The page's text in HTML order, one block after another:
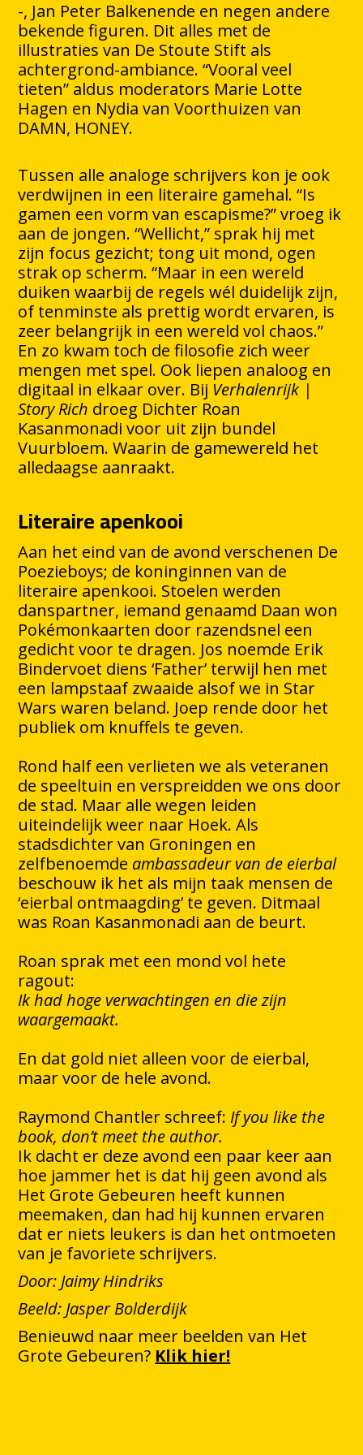
-, Jan Peter Balkenende en negen andere
bekende figuren. Dit alles met de
illustraties van De Stoute Stift als
achtergrond-ambiance. “Vooral veel
tieten” aldus moderators Marie Lotte
Hagen en Nydia van Voorthuizen van
DAMN, HONEY.
Tussen alle analoge schrijvers kon je ook
verdwijnen in een literaire gamehal. “Is
gamen een vorm van escapisme?” vroeg ik
aan de jongen. “Wellicht,” sprak hij met
zijn focus gezicht; tong uit mond, ogen
strak op scherm. “Maar in een wereld
duiken waarbij de regels wél duidelijk zijn,
of tenminste als prettig wordt ervaren, is
zeer belangrijk in een wereld vol chaos.”
En zo kwam toch de filosofie zich weer
mengen met spel. Ook liepen analoog en
digitaal in elkaar over. Bij Verhalenrijk |
Story Rich droeg Dichter Roan
Kasanmonadi voor uit zijn bundel
Vuurbloem. Waarin de gamewereld het
alledaagse aanraakt.
Literaire apenkooi
Aan het eind van de avond verschenen De
Poezieboys; de koninginnen van de
literaire apenkooi. Stoelen werden
danspartner, iemand genaamd Daan won
Pokémonkaarten door razendsnel een
gedicht voor te dragen. Jos noemde Erik
Bindervoet diens ‘Father’ terwijl hen met
een lampstaaf zwaaide alsof we in Star
Wars waren beland. Joep rende door het
publiek om knuffels te geven.
Rond half een verlieten we als veteranen
de speeltuin en verspreidden we ons door
de stad. Maar alle wegen leiden
uiteindelijk weer naar Hoek. Als
stadsdichter van Groningen en
zelfbenoemde ambassadeur van de eierbal
beschouw ik het als mijn taak mensen de
‘eierbal ontmaagding’ te geven. Ditmaal
was Roan Kasanmonadi aan de beurt.
Roan sprak met een mond vol hete
ragout:
Ik had hoge verwachtingen en die zijn
waargemaakt.
En dat gold niet alleen voor de eierbal,
maar voor de hele avond.
Raymond Chantler schreef: If you like the
book, don’t meet the author.
Ik dacht er deze avond een paar keer aan
hoe jammer het is dat hij geen avond als
Het Grote Gebeuren heeft kunnen
meemaken, dan had hij kunnen ervaren
dat er niets leukers is dan het ontmoeten
van je favoriete schrijvers.
Door: Jaimy Hindriks
Beeld: Jasper Bolderdijk
Benieuwd naar meer beelden van Het
Grote Gebeuren? Klik hier!